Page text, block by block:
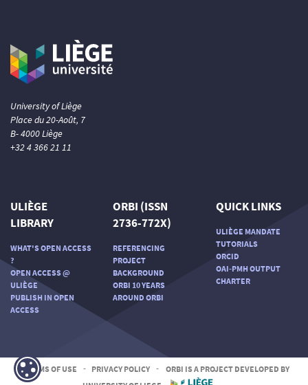
University of Liège
Place du 20-Août, 7
B- 4000 Liège
+32 4 366 21 11
ULIÈGE
LIBRARY
WHAT'S OPEN ACCESS
?
OPEN ACCESS @
ULIÈGE
PUBLISH IN OPEN
ACCESS
ORBI (ISSN
2736-772X)
REFERENCING
PROJECT
BACKGROUND
ORBI 10 YEARS
AROUND ORBI
QUICK LINKS
ULIÈGE MANDATE
TUTORIALS
ORCID
OAI-PMH OUTPUT
CHARTER
TERMS OF USE - PRIVACY POLICY -
ORBI IS A PROJECT DEVELOPED BY